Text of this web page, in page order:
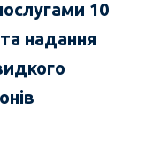
10
надання